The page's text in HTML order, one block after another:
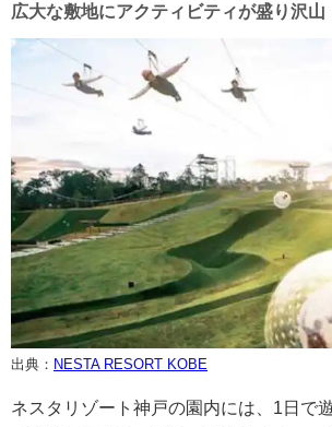
広大な敷地にアクティビティが盛り沢山
出典： NESTA RESORT KOBE
ネスタリゾート神戸の園内には、1日で